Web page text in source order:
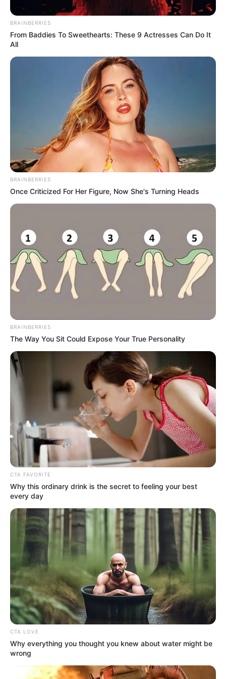
PostedFriss hírek
Magyar Péter nagyon kemény
levelet írt Orbán apjának:
„Győző bátyám, nem jön ki a
matek”
May 24, 2026
Magyar Péter szerint nem jön ki a matek
Hatvanpuszta körül
BRAINBERRIES
From Baddies To Sweethearts: These 9 Actresses Can Do It
All
BRAINBERRIES
Once Criticized For Her Figure, Now She's Turning Heads
BRAINBERRIES
The Way You Sit Could Expose Your True Personality
CTA FAVORITE
Why this ordinary drink is the secret to feeling your best
every day
CTA LOVE
Why everything you thought you knew about water might be
wrong